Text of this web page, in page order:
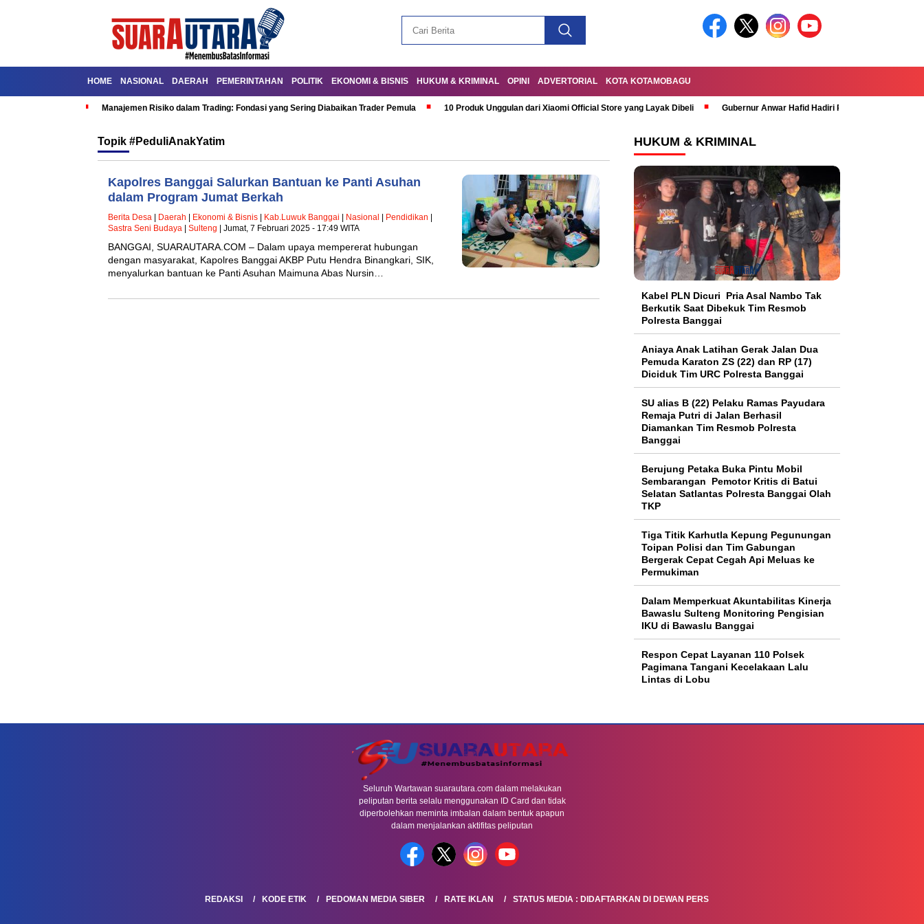
HOME NASIONAL DAERAH PEMERINTAHAN POLITIK EKONOMI & BISNIS HUKUM & KRIMINAL OPINI ADVERTORIAL KOTA KOTAMOBAGU
Manajemen Risiko dalam Trading: Fondasi yang Sering Diabaikan Trader Pemula 10 Produk Unggulan dari Xiaomi Official Store yang Layak Dibeli Gubernur Anwar Hafid Hadiri Rapat Paripurna
Topik #PeduliAnakYatim
Kapolres Banggai Salurkan Bantuan ke Panti Asuhan
dalam Program Jumat Berkah
Berita Desa Daerah Ekonomi & Bisnis Kab.Luwuk Banggai Nasional Pendidikan
Sastra Seni Budaya
Sulteng | Jumat, 7 Februari 2025 - 17:49 WITA
BANGGAI, SUARAUTARA.COM – Dalam upaya mempererat hubungan
dengan masyarakat, Kapolres Banggai AKBP Putu Hendra Binangkari, SIK,
menyalurkan bantuan ke Panti Asuhan Maimuna Abas Nursin…
HUKUM & KRIMINAL
Kabel PLN Dicuri Pria Asal Nambo Tak
Berkutik Saat Dibekuk Tim Resmob
Polresta Banggai
Aniaya Anak Latihan Gerak Jalan Dua
Pemuda Karaton ZS (22) dan RP (17)
Diciduk Tim URC Polresta Banggai
SU alias B (22) Pelaku Ramas Payudara
Remaja Putri di Jalan Berhasil
Diamankan Tim Resmob Polresta
Banggai
Berujung Petaka Buka Pintu Mobil
Sembarangan Pemotor Kritis di Batui
Selatan Satlantas Polresta Banggai Olah
TKP
Tiga Titik Karhutla Kepung Pegunungan
Toipan Polisi dan Tim Gabungan
Bergerak Cepat Cegah Api Meluas ke
Permukiman
Dalam Memperkuat Akuntabilitas Kinerja
Bawaslu Sulteng Monitoring Pengisian
IKU di Bawaslu Banggai
Respon Cepat Layanan 110 Polsek
Pagimana Tangani Kecelakaan Lalu
Lintas di Lobu
Seluruh Wartawan suarautara.com dalam melakukan
peliputan berita selalu menggunakan ID Card dan tidak
diperbolehkan meminta imbalan dalam bentuk apapun
dalam menjalankan aktifitas peliputan
REDAKSI KODE ETIK PEDOMAN MEDIA SIBER RATE IKLAN STATUS MEDIA : DIDAFTARKAN DI DEWAN PERS